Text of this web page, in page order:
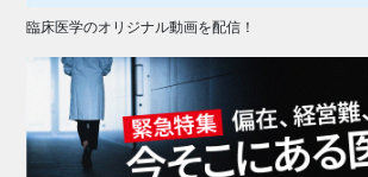
臨床医学のオリジナル動画を配信！